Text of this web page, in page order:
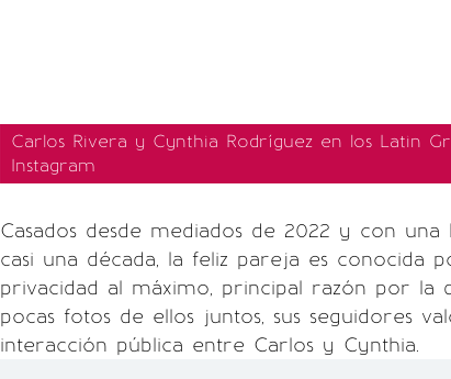
Carlos Rivera y Cynthia Rodríguez en los Latin
Instagram
Casados desde mediados de 2022 y con
casi una década, la feliz pareja es conocida
privacidad al máximo, principal razón por la
pocas fotos de ellos juntos, sus seguidores
interacción pública entre Carlos y Cynthia.